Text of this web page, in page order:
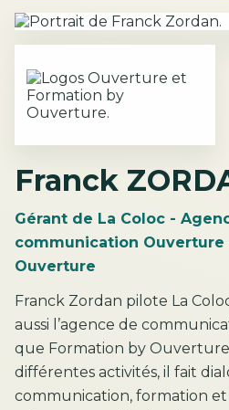
Franck
Gérant de La Coloc -
communication Ouverture
Ouverture
Franck Zordan pilote La
aussi l’agence de
que Formation by
différentes activités, il fait
communication, formation